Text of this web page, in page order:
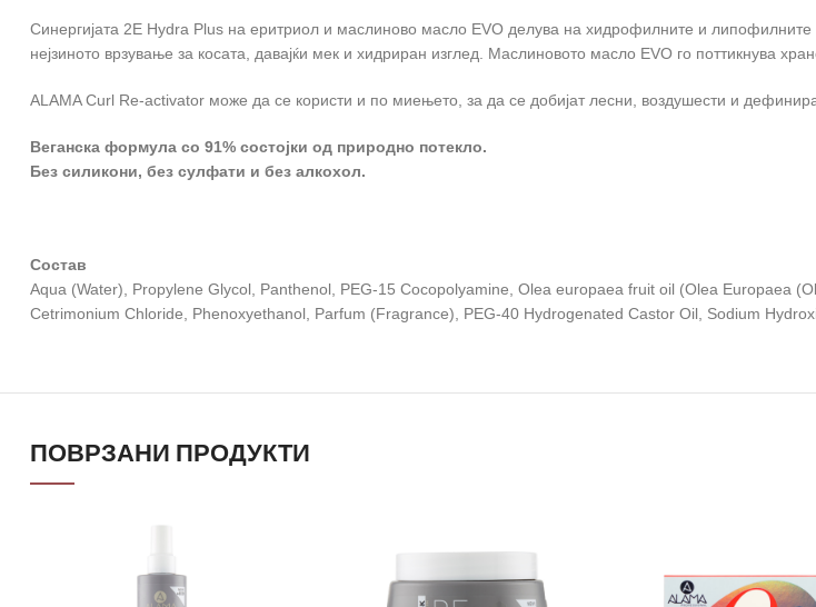
Синергијата 2E Hydra Plus на еритриол и маслиново масло EVO делува на хидрофилните и
нејзиното врзување за косата, давајќи мек и хидриран изглед. Маслиновото масло EVO го поттикнува
ALAMA Curl Re-activator може да се користи и по миењето, за да се добијат лесни, воздушести и
Веганска формула со 91% состојки од природно потекло.
Без силикони, без сулфати и без алкохол.
Состав
Aqua (Water), Propylene Glycol, Panthenol, PEG-15 Cocopolyamine, Olea europaea fruit oil (Olea Europaea
Cetrimonium Chloride, Phenoxyethanol, Parfum (Fragrance), PEG-40 Hydrogenated Castor Oil, Sodium
ПОВРЗАНИ ПРОДУКТИ